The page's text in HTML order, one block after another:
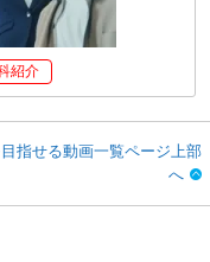
紹介
指せる動画一覧ページ上部
へ